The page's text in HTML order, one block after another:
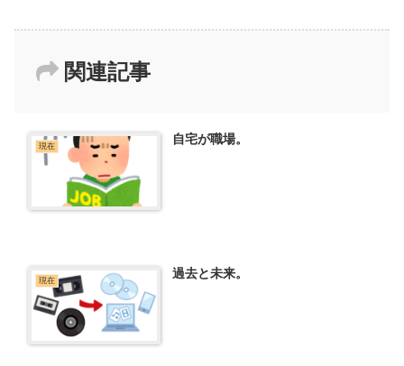
関連記事
現在 自宅が職場。
現在 過去と未来。